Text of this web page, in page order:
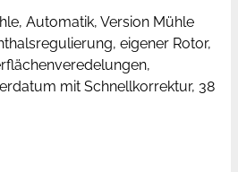
Automatik, Version Mühle
eigener Rotor,
mit Schnellkorrektur, 38